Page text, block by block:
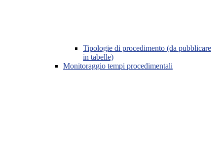
Tipologie di procedimento (da pubblicare
in tabelle)
Monitoraggio tempi procedimentali